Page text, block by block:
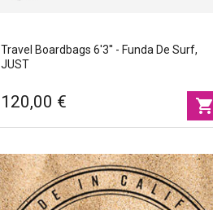
Travel Boardbags 6'3'' - Funda De Surf,
JUST
120,00 € shopping_cart